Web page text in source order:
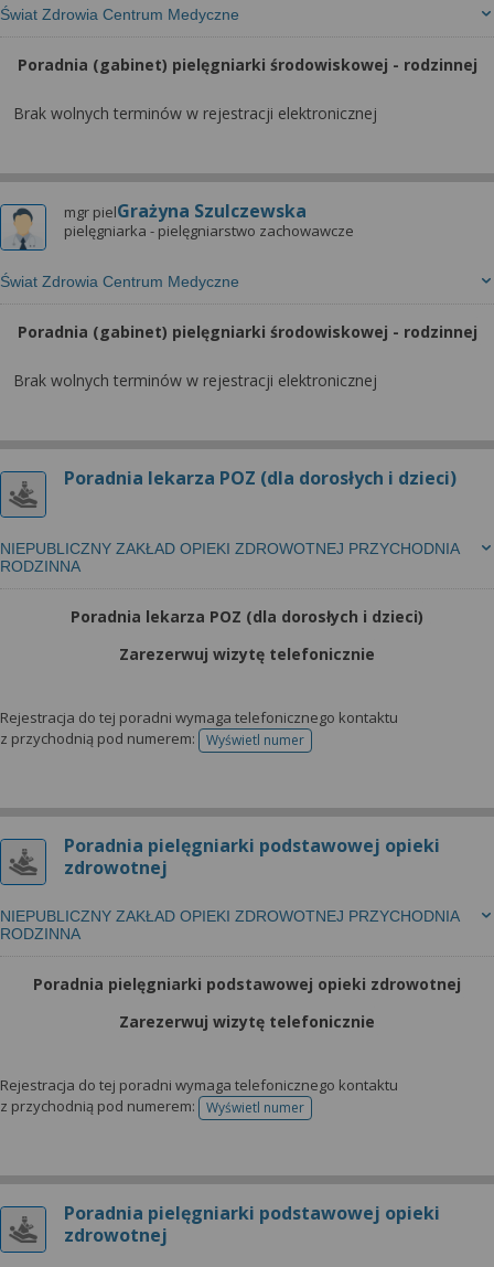
Świat Zdrowia Centrum Medyczne
Poradnia (gabinet) pielęgniarki środowiskowej - rodzinnej
Brak wolnych terminów w rejestracji elektronicznej
mgr pielGrażyna Szulczewska
pielęgniarka - pielęgniarstwo zachowawcze
Świat Zdrowia Centrum Medyczne
Poradnia (gabinet) pielęgniarki środowiskowej - rodzinnej
Brak wolnych terminów w rejestracji elektronicznej
Poradnia lekarza POZ (dla dorosłych i dzieci)
NIEPUBLICZNY ZAKŁAD OPIEKI ZDROWOTNEJ PRZYCHODNIA
RODZINNA
Poradnia lekarza POZ (dla dorosłych i dzieci)
Zarezerwuj wizytę telefonicznie
Rejestracja do tej poradni wymaga telefonicznego kontaktu
z przychodnią pod numerem:
Wyświetl numertelefonu do rejestracji
Poradnia pielęgniarki podstawowej opieki
zdrowotnej
NIEPUBLICZNY ZAKŁAD OPIEKI ZDROWOTNEJ PRZYCHODNIA
RODZINNA
Poradnia pielęgniarki podstawowej opieki zdrowotnej
Zarezerwuj wizytę telefonicznie
Rejestracja do tej poradni wymaga telefonicznego kontaktu
z przychodnią pod numerem:
Wyświetl numertelefonu do rejestracji
Poradnia pielęgniarki podstawowej opieki
zdrowotnej